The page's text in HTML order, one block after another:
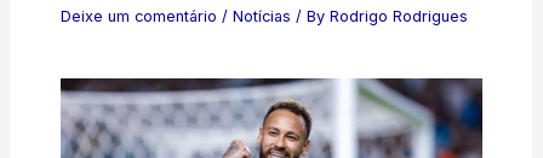
Deixe um comentário / Notícias / By Rodrigo Rodrigues